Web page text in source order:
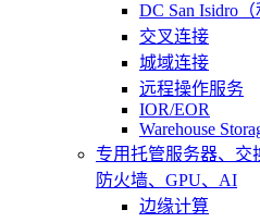
DC San Isidro（
交叉连接
城域连接
远程操作服务
IOR/EOR
Warehouse
专用托管服务器、交
防火墙、GPU、AI
边缘计算